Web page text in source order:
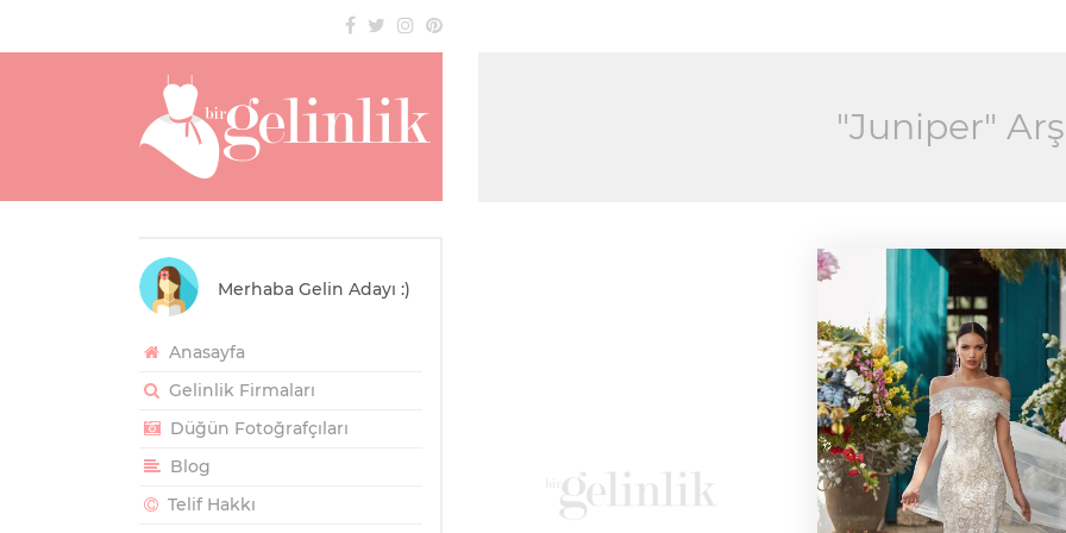
Merhaba Gelin Adayı :)
Anasayfa
Gelinlik Firmaları
Düğün Fotoğrafçıları
Blog
Telif Hakkı
"Juniper"